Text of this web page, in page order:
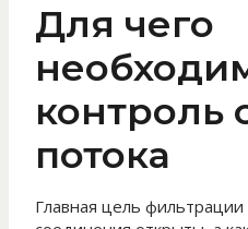
Для чего
контроль
потока
Главная цель